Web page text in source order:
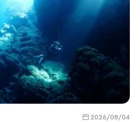
2026/08/04